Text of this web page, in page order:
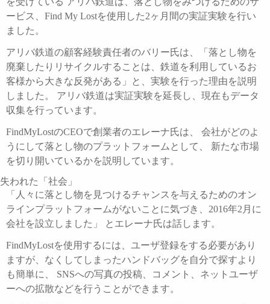
ービス、Find My Lostを使用した2ヶ月間の実証実験を行い
ました。
アリバ鉄道の顧客経験責任者のバリー氏は、「落とし物を
廃棄したりリサイクルすることは、鉄道を利用しているお
客様から大きな反発がある」と、実験を行った理由を説明
しました。 アリバ鉄道は実証実験を延長し、現在もデータ
収集を行っています。
FindMyLostのCEOで創業者のエレーナ氏は、 会社がどのよ
うにして落とし物のプラットフォームとして、 新たな市場
を切り開いているかを説明しています。
失われた「社会」
「人々に落とし物を見つけるチャンスを与えるためのオン
ラインプラットフォームがないことに気づき、2016年2月に
会社を設立しました」 とエレーナ氏は話します。
FindMyLostを使用するには、ユーザ登録をする必要があり
ますが、なくしてしまったハンドバッグを自分で探すより
も簡単に、 SNSへの写真の投稿、コメント、ネットユーザ
ーへの拡散などを行うことができます。